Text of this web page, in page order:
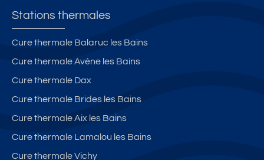
Stations thermales
Cure thermale Balaruc les Bains
Cure thermale Avène les Bains
Cure thermale Dax
Cure thermale Brides les Bains
Cure thermale Aix les Bains
Cure thermale Lamalou les Bains
Cure thermale Vichy